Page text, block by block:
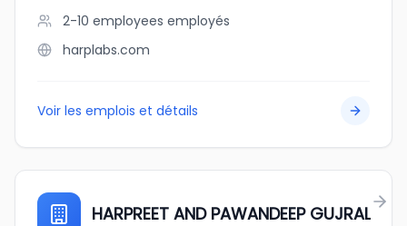
2-10 employees employés
harplabs.com
Voir les emplois et détails
HARPREET AND PAWANDEEP GUJRAL